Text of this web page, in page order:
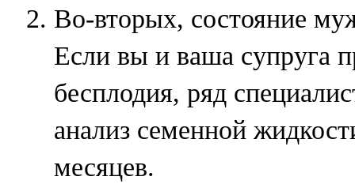
Во-вторых, состояние
Если вы и ваша супруга
бесплодия, ряд
анализ семенной
месяцев.